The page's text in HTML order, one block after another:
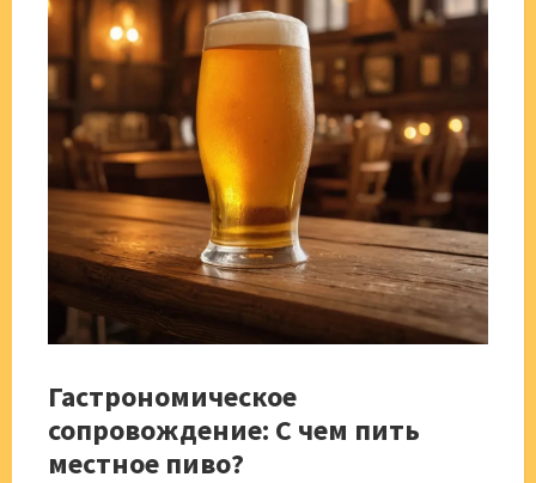
Гастрономическое
сопровождение: С чем пить
местное пиво?